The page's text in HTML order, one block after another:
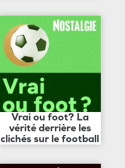
Vrai ou foot? La
vérité derrière les
clichés sur le football